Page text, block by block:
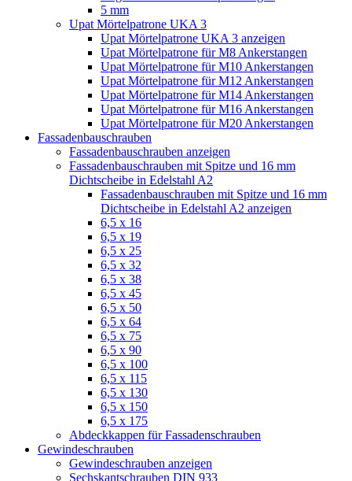
5 mm
Upat Mörtelpatrone UKA 3
Upat Mörtelpatrone UKA 3 anzeigen
Upat Mörtelpatrone für M8 Ankerstangen
Upat Mörtelpatrone für M10 Ankerstangen
Upat Mörtelpatrone für M12 Ankerstangen
Upat Mörtelpatrone für M14 Ankerstangen
Upat Mörtelpatrone für M16 Ankerstangen
Upat Mörtelpatrone für M20 Ankerstangen
Fassadenbauschrauben
Fassadenbauschrauben anzeigen
Fassadenbauschrauben mit Spitze und 16 mm
Dichtscheibe in Edelstahl A2
Fassadenbauschrauben mit Spitze und 16 mm
Dichtscheibe in Edelstahl A2 anzeigen
6,5 x 16
6,5 x 19
6,5 x 25
6,5 x 32
6,5 x 38
6,5 x 45
6,5 x 50
6,5 x 64
6,5 x 75
6,5 x 90
6,5 x 100
6,5 x 115
6,5 x 130
6,5 x 150
6,5 x 175
Abdeckkappen für Fassadenschrauben
Gewindeschrauben
Gewindeschrauben anzeigen
Sechskantschrauben DIN 933